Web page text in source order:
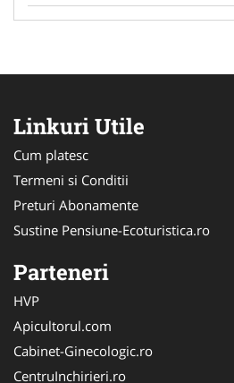
Linkuri Utile
Cum platesc
Termeni si Conditii
Preturi Abonamente
Sustine Pensiune-Ecoturistica.ro
Parteneri
HVP
Apicultorul.com
Cabinet-Ginecologic.ro
CentruInchirieri.ro